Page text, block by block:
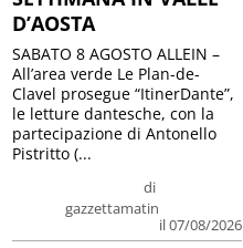
D’AOSTA
di
gazzettamatin
il 07/08/2026
SABATO 8 AGOSTO ALLEIN –
All’area verde Le Plan-de-
Clavel prosegue “ItinerDante”,
le letture dantesche, con la
partecipazione di Antonello
Pistritto (...